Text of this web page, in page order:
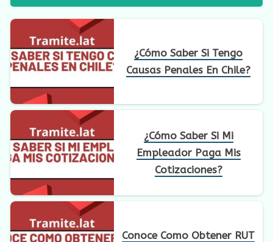
¿Cómo Saber Si Tengo
Causas Penales En Chile?
¿Cómo Saber Si Mi
Empleador Paga Mis
Cotizaciones?
Conoce Como Obtener RUT